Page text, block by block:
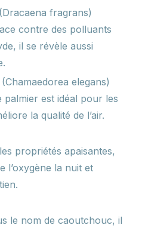
fragrans)
contre des polluants
il se révèle aussi
elegans)
palmier est idéal pour les
la qualité de l’air.
propriétés apaisantes,
l’oxygène la nuit et
le nom de caoutchouc, il